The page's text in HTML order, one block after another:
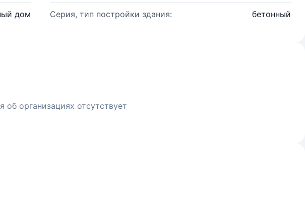
дом Серия, тип постройки здания: бетонный
об организациях отсутствует